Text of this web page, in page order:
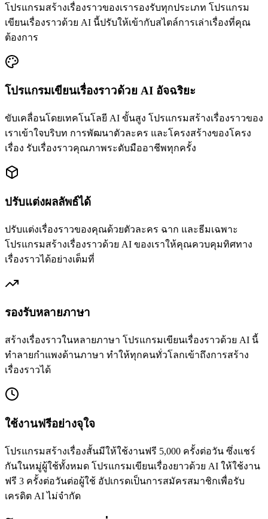
โปรแกรมสร้างเรื่องราวของเรารองรับทุกประเภท โปรแกรม
เขียนเรื่องราวด้วย AI นี้ปรับให้เข้ากับสไตล์การเล่าเรื่องที่คุณ
ต้องการ
โปรแกรมเขียนเรื่องราวด้วย AI อัจฉริยะ
ขับเคลื่อนโดยเทคโนโลยี AI ขั้นสูง โปรแกรมสร้างเรื่องราวของ
เราเข้าใจบริบท การพัฒนาตัวละคร และโครงสร้างของโครง
เรื่อง รับเรื่องราวคุณภาพระดับมืออาชีพทุกครั้ง
ปรับแต่งผลลัพธ์ได้
ปรับแต่งเรื่องราวของคุณด้วยตัวละคร ฉาก และธีมเฉพาะ
โปรแกรมสร้างเรื่องราวด้วย AI ของเราให้คุณควบคุมทิศทาง
เรื่องราวได้อย่างเต็มที่
รองรับหลายภาษา
สร้างเรื่องราวในหลายภาษา โปรแกรมเขียนเรื่องราวด้วย AI นี้
ทำลายกำแพงด้านภาษา ทำให้ทุกคนทั่วโลกเข้าถึงการสร้าง
เรื่องราวได้
ใช้งานฟรีอย่างจุใจ
โปรแกรมสร้างเรื่องสั้นมีให้ใช้งานฟรี 5,000 ครั้งต่อวัน ซึ่งแชร์
กันในหมู่ผู้ใช้ทั้งหมด โปรแกรมเขียนเรื่องยาวด้วย AI ให้ใช้งาน
ฟรี 3 ครั้งต่อวันต่อผู้ใช้ อัปเกรดเป็นการสมัครสมาชิกเพื่อรับ
เครดิต AI ไม่จำกัด